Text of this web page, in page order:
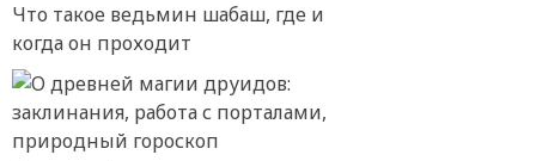
Что такое ведьмин шабаш, где и
когда он проходит